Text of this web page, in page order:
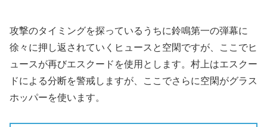
攻撃のタイミングを探っているうちに鈴鳴第一の弾幕に
徐々に押し返されていくヒュースと空閑ですが、ここでヒ
ュースが再びエスクードを使用とします。村上はエスクー
ドによる分断を警戒しますが、ここでさらに空閑がグラス
ホッパーを使います。